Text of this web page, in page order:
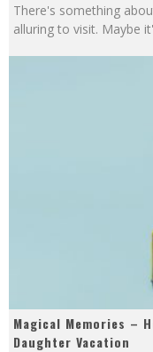
There's something
alluring to visit. Maybe
Magical Memories –
Daughter Vacation